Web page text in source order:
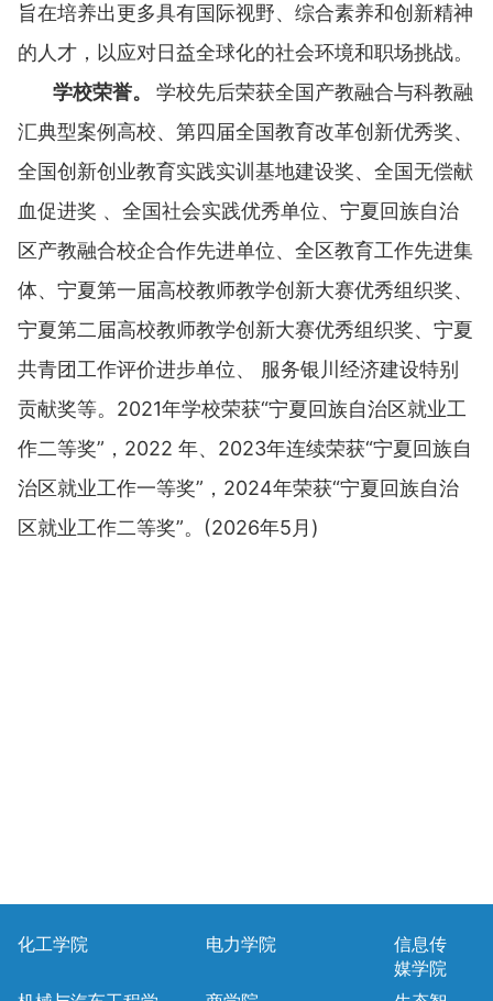
旨在培养出更多具有国际视野、综合素养和创新精神
的人才，以应对日益全球化的社会环境和职场挑战。
学校荣誉。 学校先后荣获全国产教融合与科教融
汇典型案例高校、第四届全国教育改革创新优秀奖、
全国创新创业教育实践实训基地建设奖、全国无偿献
血促进奖 、全国社会实践优秀单位、宁夏回族自治
区产教融合校企合作先进单位、全区教育工作先进集
体、宁夏第一届高校教师教学创新大赛优秀组织奖、
宁夏第二届高校教师教学创新大赛优秀组织奖、宁夏
共青团工作评价进步单位、 服务银川经济建设特别
贡献奖等。2021年学校荣获“宁夏回族自治区就业工
作二等奖”，2022 年、2023年连续荣获“宁夏回族自
治区就业工作一等奖”，2024年荣获“宁夏回族自治
区就业工作二等奖”。(2026年5月)
化工学院 电力学院
信息传
媒学院